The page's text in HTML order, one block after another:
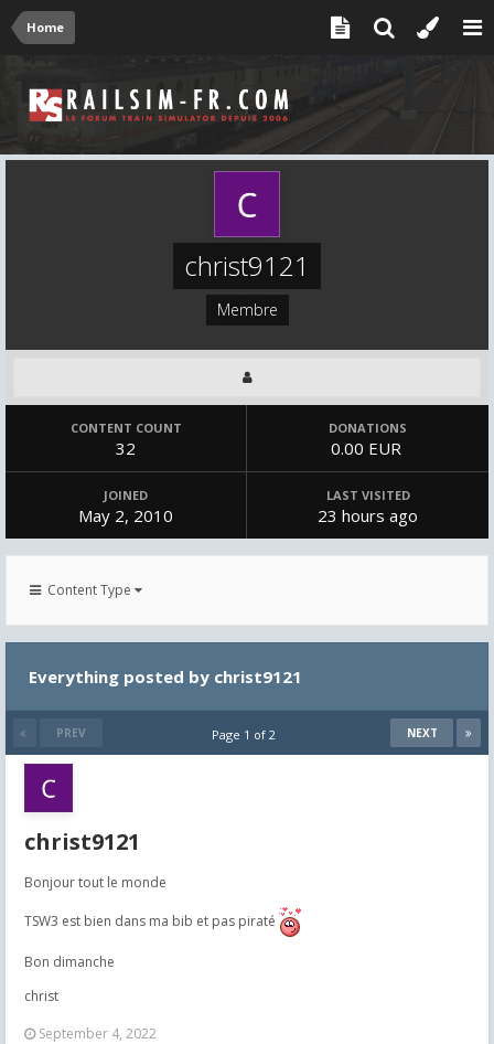
Home
christ9121
Membre
CONTENT COUNT
32
DONATIONS
0.00 EUR
JOINED
May 2, 2010
LAST VISITED
23 hours ago
Content Type
Everything posted by christ9121
PREV NEXT
Page 1 of 2
christ9121
Bonjour tout le monde
TSW3 est bien dans ma bib et pas piraté
Bon dimanche
christ
September 4, 2022